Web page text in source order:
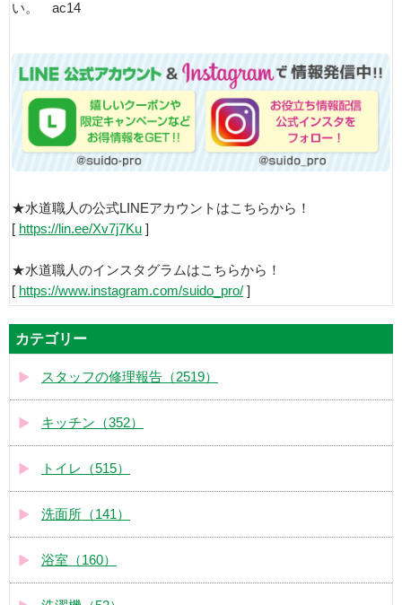
い。 ac14
★水道職人の公式LINEアカウントはこちらから！
[ https://lin.ee/Xv7j7Ku ]
★水道職人のインスタグラムはこちらから！
[ https://www.instagram.com/suido_pro/ ]
カテゴリー
スタッフの修理報告（2519）
キッチン（352）
トイレ（515）
洗面所（141）
浴室（160）